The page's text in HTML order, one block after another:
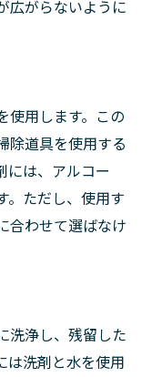
広がらないように
使用します。この
除道具を使用する
には、アルコー
。ただし、使用す
合わせて選ばなけ
洗浄し、残留した
は洗剤と水を使用